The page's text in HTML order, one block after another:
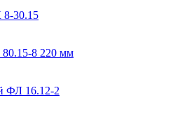
30.15
8 220 мм
ФЛ 16.12-2